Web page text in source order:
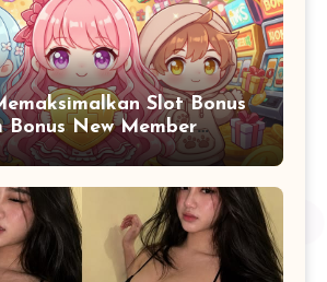
Slot Bonus
Bonus New Member